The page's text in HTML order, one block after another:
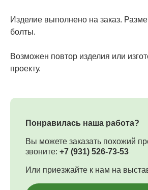
Изделие выполнено на заказ.
болты.
Возможен повтор изделия или
проекту.
Понравилась наша работа?
Вы можете заказать похожий
звоните: +7 (931) 526-73-53
Или приезжайте к нам на